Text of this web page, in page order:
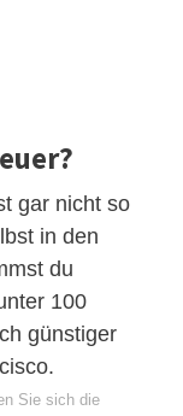
gar nicht so
in den
du
100
günstiger
Sie sich die